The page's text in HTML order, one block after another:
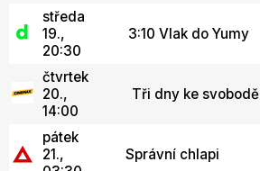
středa
19.,
20:30
3:10 Vlak do Yumy
čtvrtek
20.,
14:00
Tři dny ke svobodě
pátek
21.,
Správní chlapi